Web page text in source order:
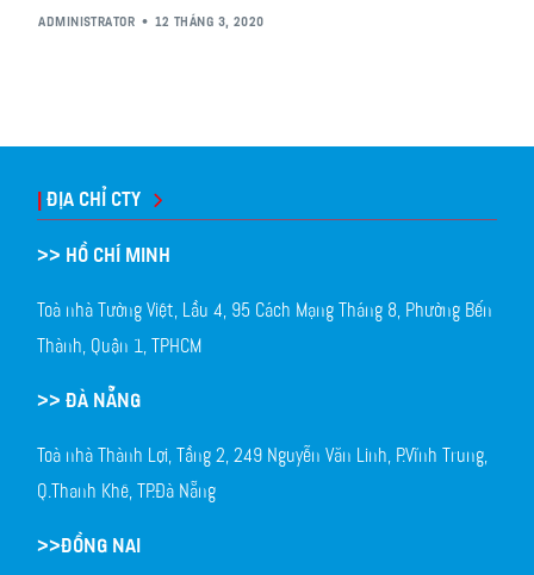
ADMINISTRATOR 12 THÁNG 3, 2020
ĐỊA CHỈ CTY
>> HỒ CHÍ MINH
Toà nhà Tường Việt, Lầu 4, 95 Cách Mạng Tháng 8, Phường Bến
Thành, Quận 1, TPHCM
>> ĐÀ NẴNG
Toà nhà Thành Lợi, Tầng 2, 249 Nguyễn Văn Linh, P.Vĩnh Trung,
Q.Thanh Khê, TP.Đà Nẵng
>>ĐỒNG NAI